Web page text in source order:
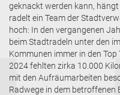
geknackt werden kann,
radelt ein Team der
hoch: In den vergangenen
beim Stadtradeln unter den
Kommunen immer in den
2024 fehlten zirka 10.000
mit den Aufräumarbeiten
Radwege in dem betroffenen